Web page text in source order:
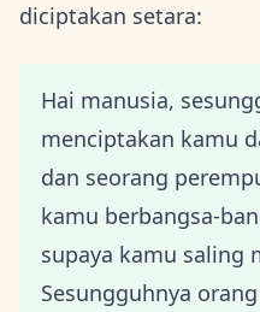
diciptakan setara:
Hai manusia,
menciptakan kamu
dan seorang
kamu berbangsa-
supaya kamu saling
Sesungguhnya